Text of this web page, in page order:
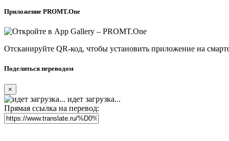
Приложение PROMT.One
Отсканируйте QR-код, чтобы установить приложение на
Поделиться переводом
×
идет загрузка...
Прямая ссылка на перевод: